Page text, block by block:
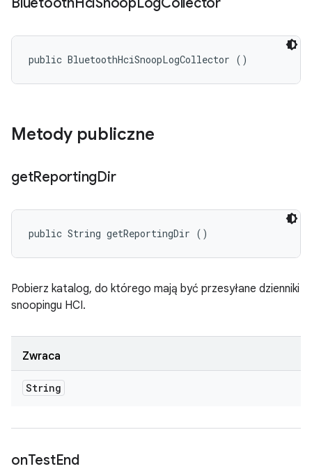
public BluetoothHciSnoopLogCollector ()
Metody publiczne
getReportingDir
public String getReportingDir ()
Pobierz katalog, do którego mają być przesyłane dzienniki
snoopingu HCI.
Zwraca
String
onTestEnd